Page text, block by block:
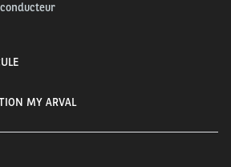
MY ARVAL